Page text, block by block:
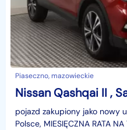
Piaseczno, mazowieckie
pojazd zakupiony jako nowy
Polsce, MIESIĘCZNA RATA NA TEN SAMOCHÓD JUŻ OD 426